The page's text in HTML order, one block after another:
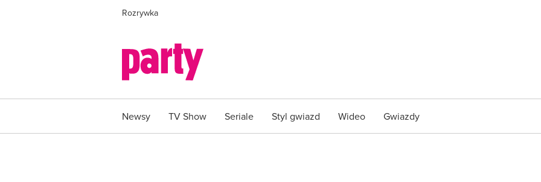
Rozrywka
Newsy TV Show Seriale Styl gwiazd Wideo Gwiazdy